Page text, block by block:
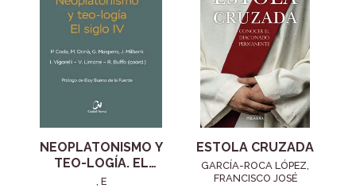
NEOPLATONISMO Y
TEO-LOGÍA. EL
SIGLO IV
, E
ESTOLA CRUZADA
GARCÍA-ROCA LÓPEZ,
FRANCISCO JOSÉ